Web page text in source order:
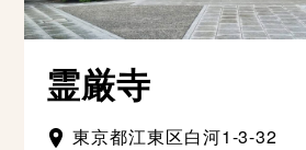
霊厳寺
東京都江東区白河1-3-32